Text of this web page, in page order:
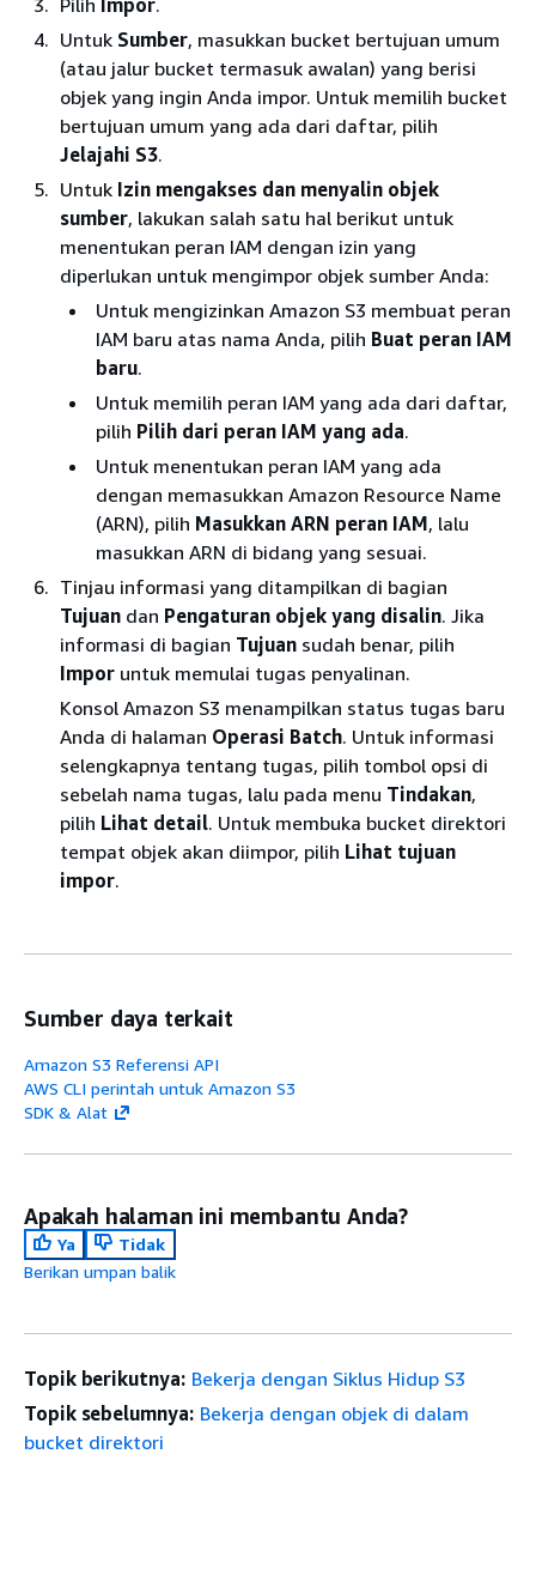
Untuk Sumber, masukkan bucket bertujuan umum
(atau jalur bucket termasuk awalan) yang berisi
objek yang ingin Anda impor. Untuk memilih bucket
bertujuan umum yang ada dari daftar, pilih
Jelajahi S3.
Untuk Izin mengakses dan menyalin objek
sumber, lakukan salah satu hal berikut untuk
menentukan peran IAM dengan izin yang
diperlukan untuk mengimpor objek sumber Anda:
Untuk mengizinkan Amazon S3 membuat peran
IAM baru atas nama Anda, pilih Buat peran IAM
baru.
Untuk memilih peran IAM yang ada dari daftar,
pilih Pilih dari peran IAM yang ada.
Untuk menentukan peran IAM yang ada
dengan memasukkan Amazon Resource Name
(ARN), pilih Masukkan ARN peran IAM, lalu
masukkan ARN di bidang yang sesuai.
Tinjau informasi yang ditampilkan di bagian
Tujuan dan Pengaturan objek yang disalin. Jika
informasi di bagian Tujuan sudah benar, pilih
Impor untuk memulai tugas penyalinan.
Konsol Amazon S3 menampilkan status tugas baru
Anda di halaman Operasi Batch. Untuk informasi
selengkapnya tentang tugas, pilih tombol opsi di
sebelah nama tugas, lalu pada menu Tindakan,
pilih Lihat detail. Untuk membuka bucket direktori
tempat objek akan diimpor, pilih Lihat tujuan
impor.
Sumber daya terkait
Amazon S3 Referensi API
AWS CLI perintah untuk Amazon S3
SDK & Alat
Apakah halaman ini membantu Anda?
Ya
Tidak
Berikan umpan balik
Topik berikutnya: Bekerja dengan Siklus Hidup S3
Topik sebelumnya: Bekerja dengan objek di dalam
bucket direktori